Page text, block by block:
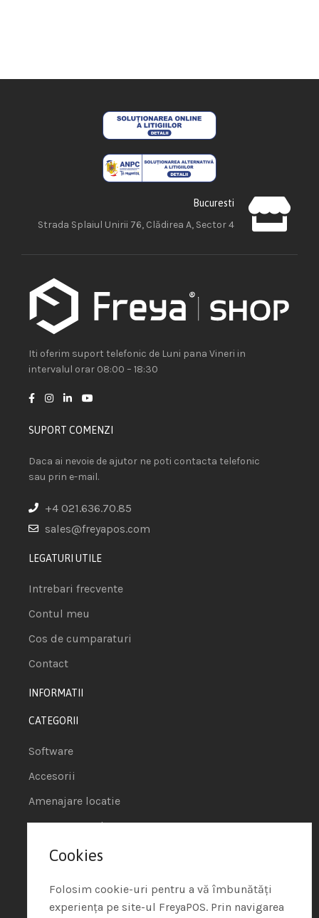
Bucuresti
Strada Splaiul Unirii 76, Clădirea A, Sector 4
Iti oferim suport telefonic de Luni pana Vineri in
intervalul orar 08:00 – 18:30
SUPORT COMENZI
Daca ai nevoie de ajutor ne poti contacta telefonic
sau prin e-mail.
+4 021.636.70.85
sales@freyapos.com
LEGATURI UTILE
Intrebari frecvente
Contul meu
Cos de cumparaturi
Contact
INFORMATII
CATEGORII
Software
Accesorii
Amenajare locatie
POS - Puncte de vanzare
Termeni si conditii
Politica de Cookie
Protectia Datelor cu Caracter Personal
Cookies
Folosim cookie-uri pentru a vă îmbunătăți
experiența pe site-ul FreyaPOS. Prin navigarea